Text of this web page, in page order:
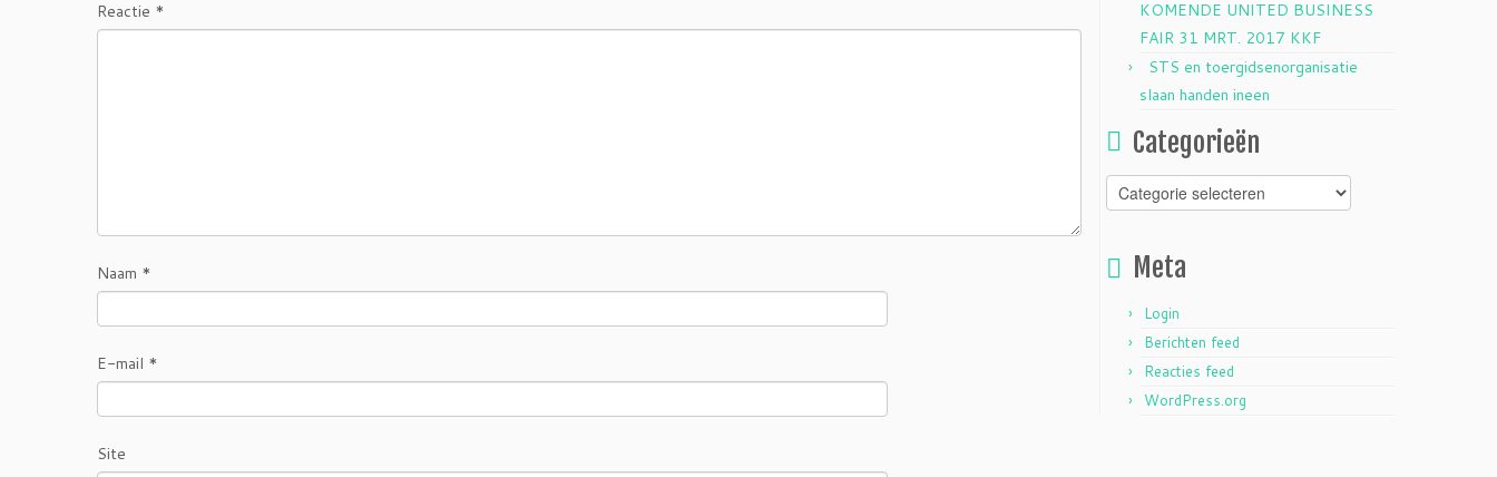
Reactie *
Naam *
E-mail *
Site
KOMENDE UNITED BUSINESS
FAIR 31 MRT. 2017 KKF
STS en toergidsenorganisatie
slaan handen ineen
Categorieën
Categorieën
Meta
Login
Berichten feed
Reacties feed
WordPress.org